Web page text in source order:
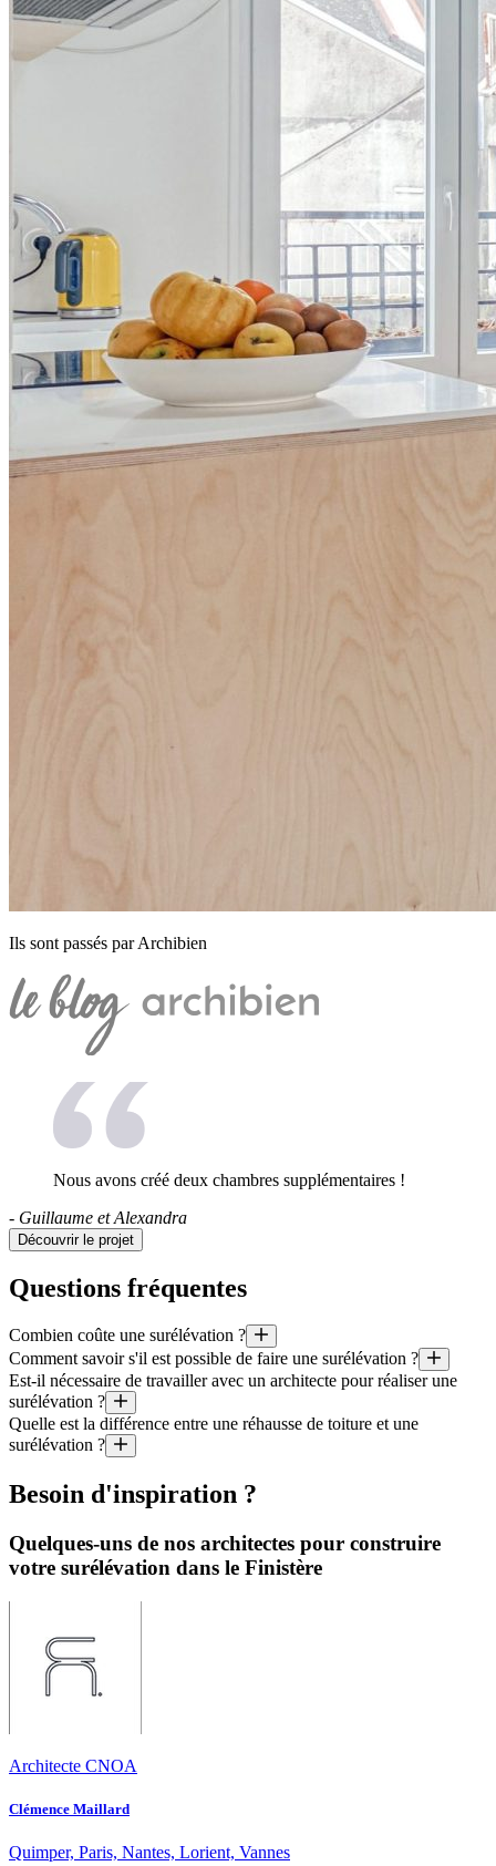
Ils sont passés par Archibien
Nous avons créé deux chambres supplémentaires !
- Guillaume et Alexandra
Découvrir le projet
Questions fréquentes
Combien coûte une surélévation ?
Quel est le prix au mètre carré d’une surélévation faite par un
Il est aussi utile de préciser que le coût moyen d’un projet géré par
Comment savoir s'il est possible de faire une surélévation ?
Il y a deux grandes contraintes aux projets de réhausse de
Est-il nécessaire de travailler avec un architecte pour réaliser une
surélévation ?
Ce n’est pas toujours obligatoire, mais comme les surélévations
Quelle est la différence entre une réhausse de toiture et une
surélévation ?
Réhausser la toiture consiste à modifier la forme de la toiture
Besoin d'inspiration ?
Quelques-uns de nos architectes pour construire
votre surélévation dans le Finistère
Architecte CNOA
Clémence Maillard
Quimper, Paris, Nantes, Lorient, Vannes